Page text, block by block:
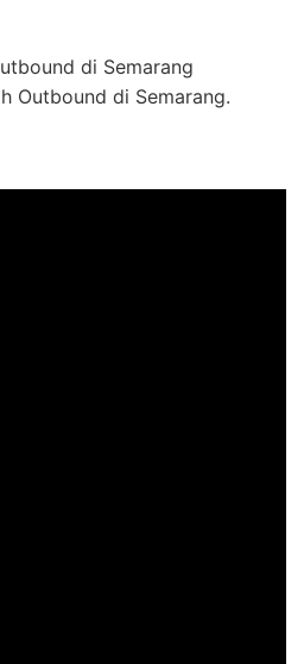
di Semarang
Outbound di Semarang.